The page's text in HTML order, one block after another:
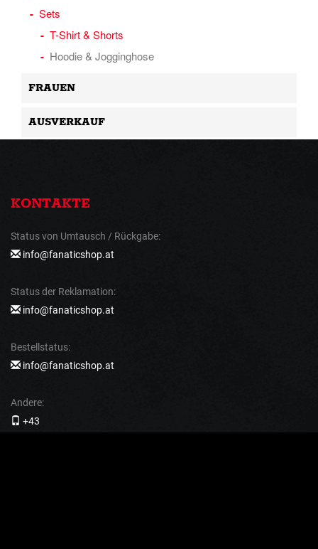
Sets
T-Shirt & Shorts
Hoodie & Jogginghose
FRAUEN
AUSVERKAUF
KONTAKTE
Status von Umtausch / Rückgabe:
info@fanaticshop.at
Status der Reklamation:
info@fanaticshop.at
Bestellstatus:
info@fanaticshop.at
Andere:
+43